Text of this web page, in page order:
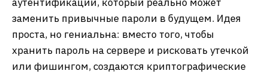
заменить привычные пароли в будущем. Идея
проста, но гениальна: вместо того, чтобы
хранить пароль на сервере и рисковать утечкой
или фишингом, создаются криптографические